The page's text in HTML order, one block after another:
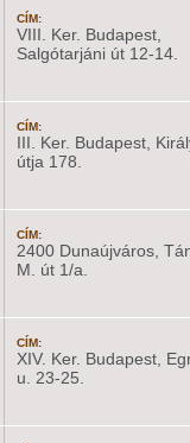
CÍM:
VIII. Ker. Budapest,
Salgótarjáni út 12-14.
CÍM:
III. Ker. Budapest,
útja 178.
CÍM:
2400 Dunaújváros,
M. út 1/a.
CÍM:
XIV. Ker. Budapest,
u. 23-25.